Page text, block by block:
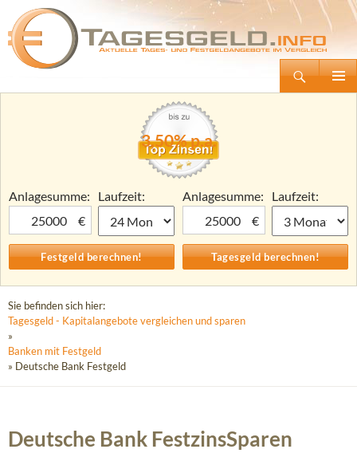
Tagesgeld.info – Tagesgeldkonten vergleichen und Tagesgeld-Zinsen berechnen
Zum
3,50% p.a.
Anlagesumme:
€
Laufzeit:
Anlagesumme:
€
Laufzeit:
Sie befinden sich hier:
Tagesgeld - Kapitalangebote vergleichen und sparen
»
Banken mit Festgeld
» Deutsche Bank Festgeld
Deutsche Bank FestzinsSparen